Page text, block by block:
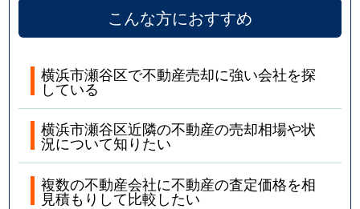
こんな方におすすめ
横浜市瀬谷区で不動産売却に強い会社を探
している
横浜市瀬谷区近隣の不動産の売却相場や状
況について知りたい
複数の不動産会社に不動産の査定価格を相
見積もりして比較したい